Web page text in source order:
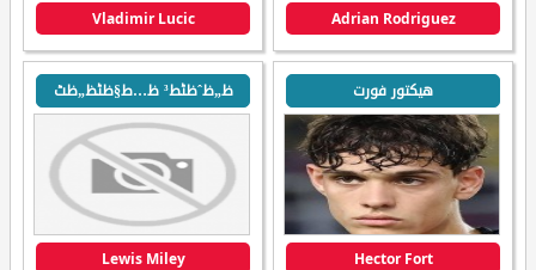
Adrian Rodriguez
Vladimir Lucic
هيكتور فورت
Hector Fort
ظ„ظˆظٹط³ ظ…ط§ظٹظ„ظٹ
Lewis Miley